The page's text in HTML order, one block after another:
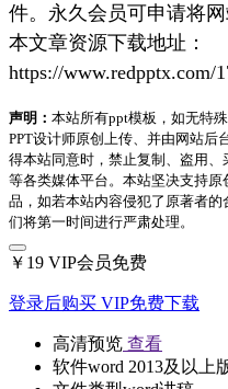
件。永久会员可申请将
本文章资源下载地址：
https://www.redpptx.com/
声明： 本站所有ppt模板，如无特
PPT设计师原创上传、并由网站后
得本站同意时，禁止复制、盗用
等各类媒体平台。本站坚决支持
品，如若本站内容侵犯了原著者
们将第一时间进行严肃处理。
￥19 VIP会员免费
登录后购买 VIP免费下载
高清预览 查看
软件word 2013及以上